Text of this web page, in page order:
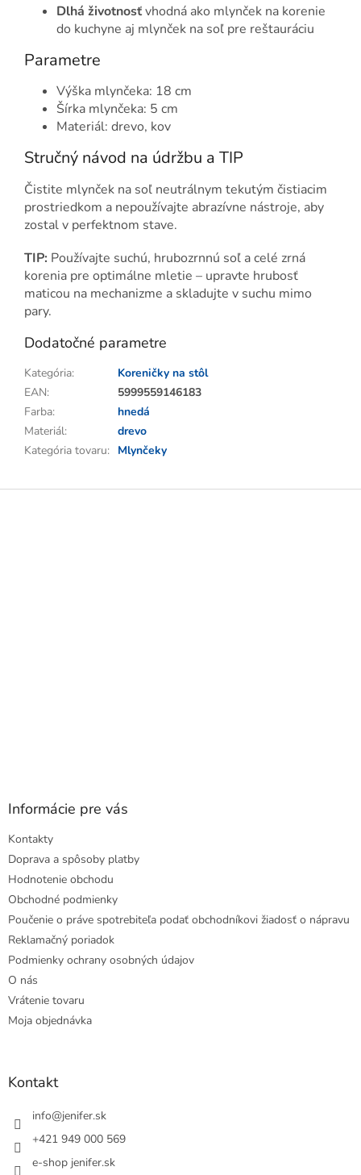
Dlhá životnosťvhodná ako mlynček na korenie
do kuchyne aj mlynček na soľ pre reštauráciu
Parametre
Výška mlynčeka: 18 cm
Šírka mlynčeka: 5 cm
Materiál: drevo, kov
Stručný návod na údržbu a TIP
Čistite mlynček na soľ neutrálnym tekutým čistiacim
prostriedkom a nepoužívajte abrazívne nástroje, aby
zostal v perfektnom stave.
TIP: Používajte suchú, hrubozrnnú soľ a celé zrná
korenia pre optimálne mletie – upravte hrubosť
maticou na mechanizme a skladujte v suchu mimo
pary.
Dodatočné parametre
Kategória:
Koreničky na stôl
EAN:
5999559146183
Farba:
hnedá
Materiál:
drevo
Kategória tovaru: Mlynčeky
Z
Informácie pre vás
Kontakty
Doprava a spôsoby platby
Hodnotenie obchodu
Obchodné podmienky
Poučenie o práve spotrebiteľa podať obchodníkovi žiadosť o nápravu
Reklamačný poriadok
Podmienky ochrany osobných údajov
O nás
Vrátenie tovaru
Moja objednávka
Kontakt
info@jenifer.sk
+421 949 000 569
e-shop jenifer.sk